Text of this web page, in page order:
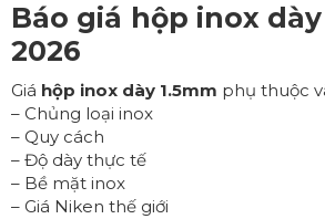
Báo giá hộp inox
2026
Giá hộp inox dày 1.5mm phụ thuộc
– Chủng loại inox
– Quy cách
– Độ dày thực tế
– Bề mặt inox
– Giá Niken thế giới